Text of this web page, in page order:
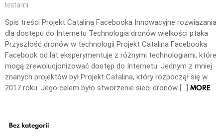
testami
Spis treści Projekt Catalina Facebooka Innowacyjne rozwiązania
dla dostępu do Internetu Technologia dronów wielkości ptaka
Przyszłość dronów w technologii Projekt Catalina Facebooka
Facebook od lat eksperymentuje z różnymi technologiami, które
mogą zrewolucjonizować dostęp do Internetu. Jednym z mniej
znanych projektów był Projekt Catalina, który rozpoczął się w
2017 roku. Jego celem było stworzenie sieci dronów […] MORE
Bez kategorii